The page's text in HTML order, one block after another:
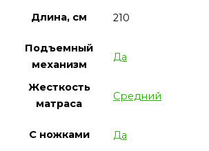
Длина, см 210
Подъемный
механизм
Да
Жесткость
матраса
Средний
С ножками Да